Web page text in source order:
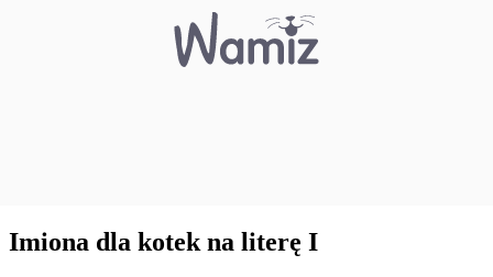
Imiona dla kotek na literę I